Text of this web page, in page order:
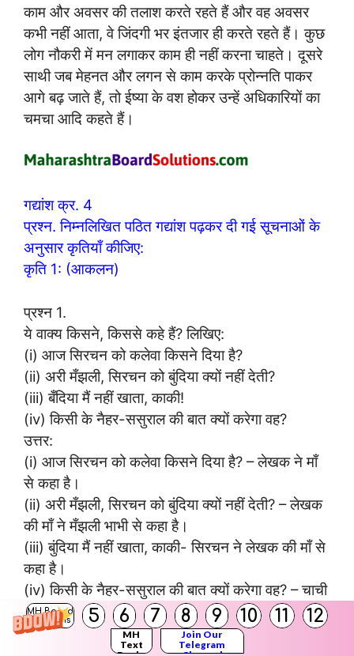
MH Board
Solutions
5 6 7 8 9 10 11 12
MH
Text
Join Our
Telegram
काम और अवसर की तलाश करते रहते हैं और वह अवसर
कभी नहीं आता, वे जिंदगी भर इंतजार ही करते रहते हैं। कुछ
लोग नौकरी में मन लगाकर काम ही नहीं करना चाहते। दूसरे
साथी जब मेहनत और लगन से काम करके प्रोन्नति पाकर
आगे बढ़ जाते हैं, तो ईष्या के वश होकर उन्हें अधिकारियों का
चमचा आदि कहते हैं।
गद्यांश क्र. 4
प्रश्न. निम्नलिखित पठित गद्यांश पढ़कर दी गई सूचनाओं के
अनुसार कृतियाँ कीजिए:
कृति 1: (आकलन)
प्रश्न 1.
ये वाक्य किसने, किससे कहे हैं? लिखिए:
(i) आज सिरचन को कलेवा किसने दिया है?
(ii) अरी मँझली, सिरचन को बुंदिया क्यों नहीं देती?
(iii) बँदिया मैं नहीं खाता, काकी!
(iv) किसी के नैहर-ससुराल की बात क्यों करेगा वह?
उत्तर:
(i) आज सिरचन को कलेवा किसने दिया है? – लेखक ने माँ
से कहा है।
(ii) अरी मँझली, सिरचन को बुंदिया क्यों नहीं देती? – लेखक
की माँ ने मँझली भाभी से कहा है।
(iii) बुंदिया मैं नहीं खाता, काकी- सिरचन ने लेखक की माँ से
कहा है।
(iv) किसी के नैहर-ससुराल की बात क्यों करेगा वह? – चाची
ने लेखक की माँ से कहा है।